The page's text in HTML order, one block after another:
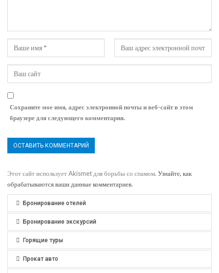
Сохраните мое имя, адрес электронной почты и веб-сайт в этом
браузере для следующего комментария.
Этот сайт использует Akismet для борьбы со спамом. Узнайте, как
обрабатываются ваши данные комментариев.
Бронирование отелей
Бронирование экскурсий
Горящие туры
Прокат авто